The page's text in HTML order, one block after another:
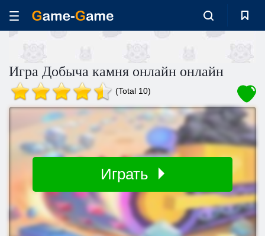
Игра Добыча камня онлайн онлайн
(Total 10)
Играть